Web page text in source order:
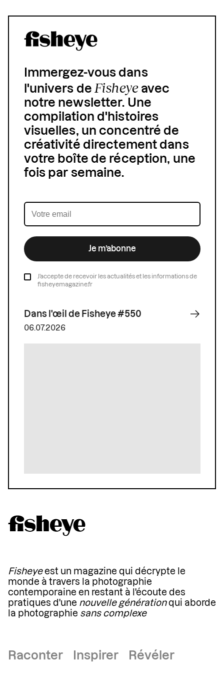
Immergez-vous dans
l'univers deFisheyeavec
notre newsletter. Une
compilation d'histoires
visuelles, un concentré de
créativité directement dans
votre boîte de réception, une
fois par semaine.
Je m’abonne
J’accepte de recevoir les actualités et les informations de
fisheyemagazine.fr
Dans l'œil de Fisheye #550
06.07.2026
Fisheyeest un magazine qui décrypte le
monde à travers la photographie
contemporaine en restant à l'écoute des
pratiques d'une nouvelle générationqui aborde
la photographie sans complexe
Raconter Inspirer Révéler